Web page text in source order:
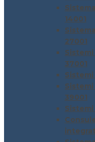
14001
27001
37001
39001